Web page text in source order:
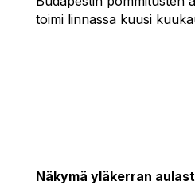
toimi linnassa kuusi
Näkymä yläkerran